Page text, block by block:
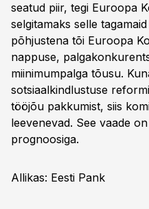
seatud piir, tegi Euroopa
selgitamaks selle
põhjustena tõi Euroopa
nappuse,
miinimumpalga tõusu.
sotsiaalkindlustuse
tööjõu pakkumist, siis
leevenevad. See vaade
prognoosiga.
Allikas: Eesti Pank